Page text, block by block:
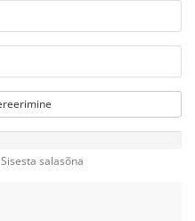
salasõna